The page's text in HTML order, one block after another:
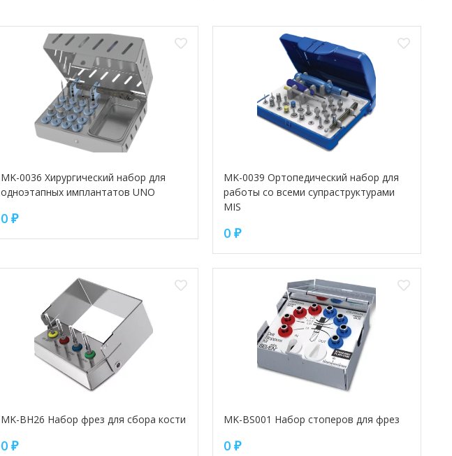
MK-0036 Хирургический набор для
одноэтапных имплантатов UNO
0 ₽
MK-0039 Ортопедический набор для
работы со всеми супраструктурами
MIS
0 ₽
MK-BH26 Набор фрез для сбора кости
0 ₽
MK-BS001 Набор стоперов для фрез
0 ₽